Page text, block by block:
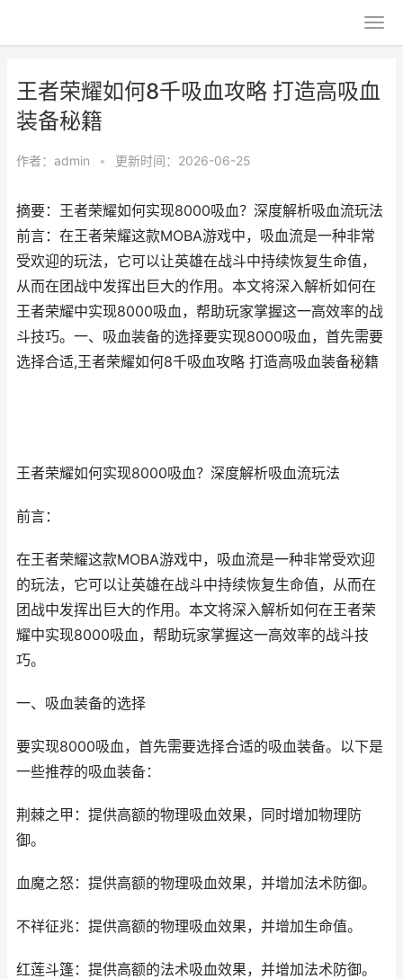
王者荣耀如何8千吸血攻略 打造高吸血
装备秘籍
作者： admin • 更新时间：2026-06-25
摘要：王者荣耀如何实现8000吸血？深度解析吸血流玩法
前言：在王者荣耀这款MOBA游戏中，吸血流是一种非常
受欢迎的玩法，它可以让英雄在战斗中持续恢复生命值，
从而在团战中发挥出巨大的作用。本文将深入解析如何在
王者荣耀中实现8000吸血，帮助玩家掌握这一高效率的战
斗技巧。一、吸血装备的选择要实现8000吸血，首先需要
选择合适,王者荣耀如何8千吸血攻略 打造高吸血装备秘籍
王者荣耀如何实现8000吸血？深度解析吸血流玩法
前言：
在王者荣耀这款MOBA游戏中，吸血流是一种非常受欢迎
的玩法，它可以让英雄在战斗中持续恢复生命值，从而在
团战中发挥出巨大的作用。本文将深入解析如何在王者荣
耀中实现8000吸血，帮助玩家掌握这一高效率的战斗技
巧。
一、吸血装备的选择
要实现8000吸血，首先需要选择合适的吸血装备。以下是
一些推荐的吸血装备：
荆棘之甲：提供高额的物理吸血效果，同时增加物理防
御。
血魔之怒：提供高额的物理吸血效果，并增加法术防御。
不祥征兆：提供高额的物理吸血效果，并增加生命值。
红莲斗篷：提供高额的法术吸血效果，并增加法术防御。